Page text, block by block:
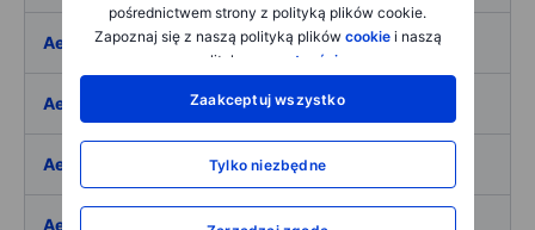
pośrednictwem strony z polityką plików cookie.
Zapoznaj się z naszą polityką plików cookiei naszą
polityką
prywatności
Zaakceptuj wszystko
Tylko niezbędne
Aeffe
Aegon Ltd
Aegon Ltd. - ADR
Aehr Test Systems